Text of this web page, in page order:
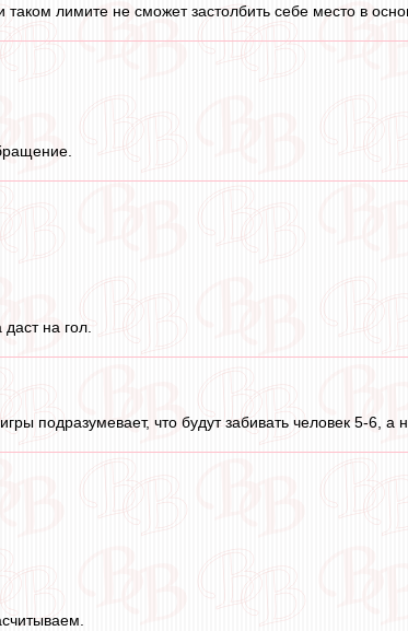
лимите не сможет застолбить себе место в
на гол.
подразумевает, что будут забивать человек 5-6, а